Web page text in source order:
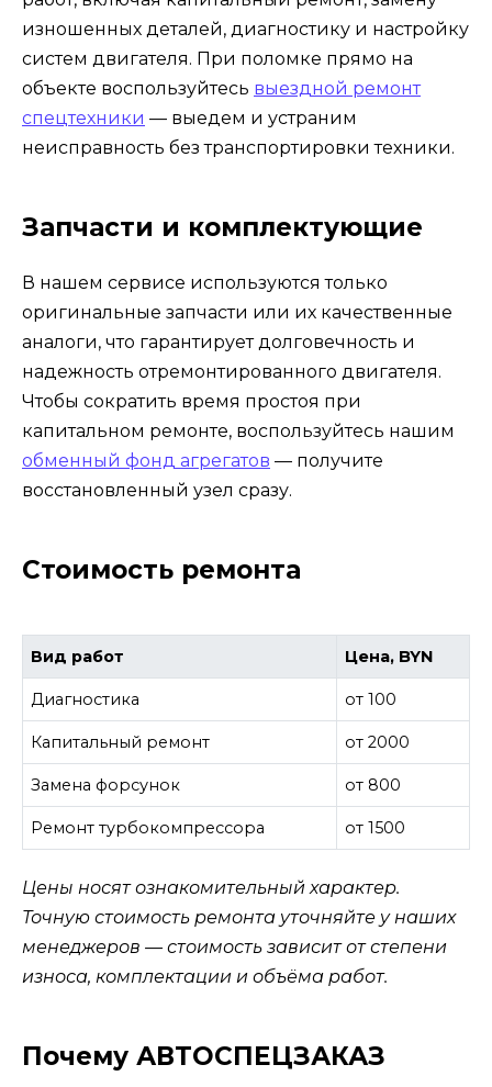
изношенных деталей, диагностику и настройку
систем двигателя. При поломке прямо на
объекте воспользуйтесь выездной ремонт
спецтехники — выедем и устраним
неисправность без транспортировки техники.
Запчасти и комплектующие
В нашем сервисе используются только
оригинальные запчасти или их качественные
аналоги, что гарантирует долговечность и
надежность отремонтированного двигателя.
Чтобы сократить время простоя при
капитальном ремонте, воспользуйтесь нашим
обменный фонд агрегатов — получите
восстановленный узел сразу.
Стоимость ремонта
Вид работ Цена, BYN
Диагностика от 100
Капитальный ремонт от 2000
Замена форсунок от 800
Ремонт турбокомпрессора от 1500
Цены носят ознакомительный характер.
Точную стоимость ремонта уточняйте у наших
менеджеров — стоимость зависит от степени
износа, комплектации и объёма работ.
Почему АВТОСПЕЦЗАКАЗ